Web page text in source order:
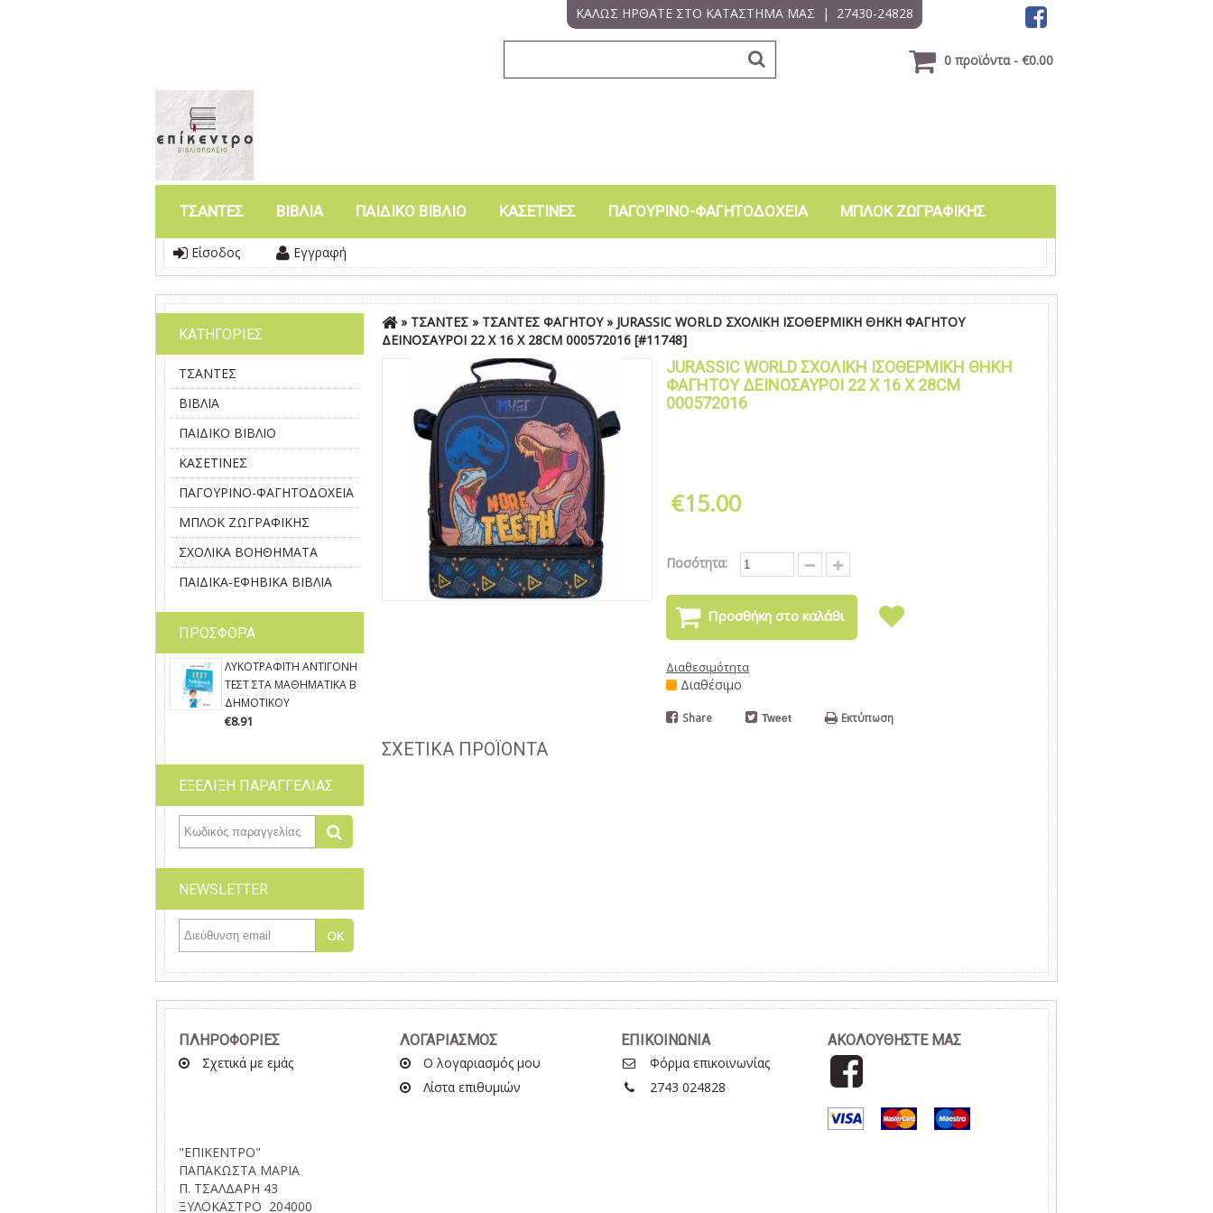
ΚΑΛΩΣ ΗΡΘΑΤΕ ΣΤΟ ΚΑΤΑΣΤΗΜΑ ΜΑΣ | 27430-24828
0 προϊόντα - €0.00
ΤΣΑΝΤΕΣ ΒΙΒΛΙΑ ΠΑΙΔΙΚΟ ΒΙΒΛΙΟ ΚΑΣΕΤΙΝΕΣ ΠΑΓΟΥΡΙΝΟ-ΦΑΓΗΤΟΔΟΧΕΙΑ ΜΠΛΟΚ ΖΩΓΡΑΦΙΚΗΣ
Είσοδος Εγγραφή
ΚΑΤΗΓΟΡΙΕΣ
ΤΣΑΝΤΕΣ
ΒΙΒΛΙΑ
ΠΑΙΔΙΚΟ ΒΙΒΛΙΟ
ΚΑΣΕΤΙΝΕΣ
ΠΑΓΟΥΡΙΝΟ-ΦΑΓΗΤΟΔΟΧΕΙΑ
ΜΠΛΟΚ ΖΩΓΡΑΦΙΚΗΣ
ΣΧΟΛΙΚΑ ΒΟΗΘΗΜΑΤΑ
ΠΑΙΔΙΚΑ-ΕΦΗΒΙΚΑ ΒΙΒΛΙΑ
ΠΡΟΣΦΟΡΑ
ΛΥΚΟΤΡΑΦΙΤΗ ΑΝΤΙΓΟΝΗ
ΤΕΣΤ ΣΤΑ ΜΑΘΗΜΑΤΙΚΑ Β΄
ΔΗΜΟΤΙΚΟΥ
€8.91
ΕΞΕΛΙΞΗ ΠΑΡΑΓΓΕΛΙΑΣ
NEWSLETTER
» ΤΣΑΝΤΕΣ » ΤΣΑΝΤΕΣ ΦΑΓΗΤΟΥ» JURASSIC WORLD ΣΧΟΛΙΚΗ ΙΣΟΘΕΡΜΙΚΗ ΘΗΚΗ ΦΑΓΗΤΟΥ
ΔΕΙΝΟΣΑΥΡΟΙ 22 X 16 X 28CM 000572016 [#11748]
JURASSIC WORLD ΣΧΟΛΙΚΗ ΙΣΟΘΕΡΜΙΚΗ ΘΗΚΗ
ΦΑΓΗΤΟΥ ΔΕΙΝΟΣΑΥΡΟΙ 22 X 16 X 28CM
000572016
€15.00
Ποσότητα:
Προσθήκη στο καλάθι
Διαθεσιμότητα
Διαθέσιμο
Share Tweet Εκτύπωση
ΣΧΕΤΙΚΑ ΠΡΟΪΟΝΤΑ
ΠΛΗΡΟΦΟΡΙΕΣ
Σχετικά με εμάς
ΛΟΓΑΡΙΑΣΜΟΣ
Ο λογαριασμός μου
Λίστα επιθυμιών
ΕΠΙΚΟΙΝΩΝΙΑ
Φόρμα επικοινωνίας
2743 024828
ΑΚΟΛΟΥΘΗΣΤΕ ΜΑΣ
"ΕΠΙΚΕΝΤΡΟ"
ΠΑΠΑΚΩΣΤΑ ΜΑΡΙΑ
Π. ΤΣΑΛΔΑΡΗ 43
ΞΥΛΟΚΑΣΤΡΟ 204000